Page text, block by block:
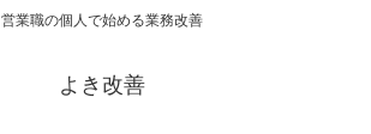
営業職の個人で始める業務改善
よき改善